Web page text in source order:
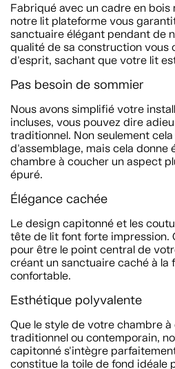
Fabriqué avec un cadre en
notre lit plateforme vous
sanctuaire élégant pendant de
qualité de sa construction vous
d'esprit, sachant que votre lit
Pas besoin de sommier
Nous avons simplifié votre
incluses, vous pouvez dire
traditionnel. Non seulement
d'assemblage, mais cela donne
chambre à coucher un aspect
épuré.
Élégance cachée
Le design capitonné et les
tête de lit font forte impression.
pour être le point central de
créant un sanctuaire caché à la
confortable.
Esthétique polyvalente
Que le style de votre chambre
traditionnel ou contemporain,
capitonné s'intègre
constitue la toile de fond idéale